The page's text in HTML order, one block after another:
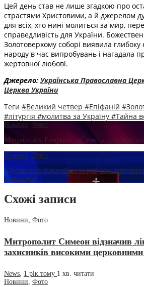
Цей день став не лише згадкою про
страстями Христовими, а й джерелом
для всіх, хто нині молиться за мир,
справедливість для України.
Золотоверхому соборі виявила глибоку
народу в час випробувань і нагадала
жертовної любові.
Джерело: Українська Православна
Церква України
Теги #Великий четвер #Епіфаній
#літургія #молитва за Україну #Тайна
Новини
Фото
Митрополит Епіфаній: «Слово – це зброя, а
Новини Фото
«Духовність важливіша за ритуал»:
Великодня
Схожі записи
Новини, Фото
Митрополит Симеон відзначив
захисників високими
News, 1 рік тому 1 хв. читати
Новини, Фото